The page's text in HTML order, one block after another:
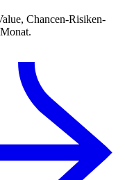
Chancen-Risiken-